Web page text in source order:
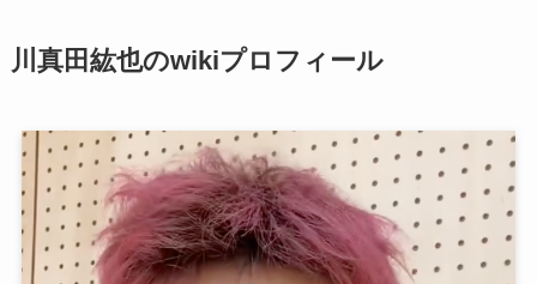
川真田紘也のwikiプロフィール